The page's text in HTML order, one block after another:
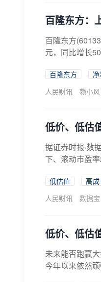
百隆东方：
百隆东方
元，同比增长
百隆东方
人民财讯
赖小风
低价、低估
据证券时报·数
下、滚动市盈
低估值 高
人民财讯
数据宝
低价、低估
未来能否跑赢
今年以来依然